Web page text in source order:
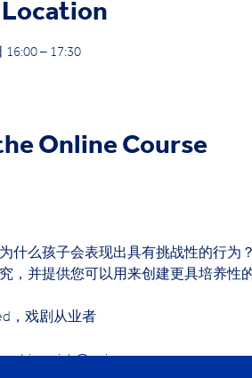
Location
16:00 – 17:30
Online Course
什么孩子会表现出具有挑战性的行为
，并提供您可以用来创建更具培养性
，戏剧从业者